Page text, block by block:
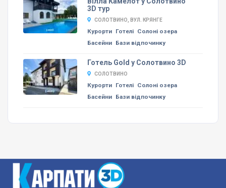
3D тур
СОЛОТВИНО, ВУЛ. КРЯНГЕ
Курорти Готелі Солоні озера
Басейни Бази відпочинку
Готель Gold у Солотвино 3D
СОЛОТВИНО
Курорти Готелі Солоні озера
Басейни Бази відпочинку